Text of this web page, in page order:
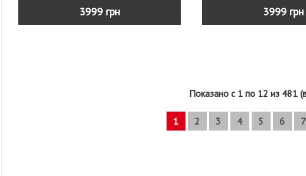
3999 грн 3999 грн
Показано с 1 по 12 из 481
1 2 3 4 5 6 7